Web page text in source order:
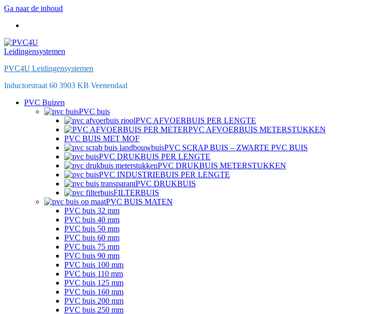
Ga naar de inhoud
PVC4U Leidingensystemen
Inductorstraat 60 3903 KB Veenendaal
PVC Buizen
PVC buis
PVC AFVOERBUIS PER LENGTE
PVC AFVOERBUIS METERSTUKKEN
PVC BUIS MET MOF
PVC SCRAP BUIS – ZWARTE PVC BUIS
PVC DRUKBUIS PER LENGTE
PVC DRUKBUIS METERSTUKKEN
PVC INDUSTRIEBUIS PER LENGTE
PVC DRUKBUIS
FILTERBUIS
PVC BUIS MATEN
PVC buis 32 mm
PVC buis 40 mm
PVC buis 50 mm
PVC buis 60 mm
PVC buis 75 mm
PVC buis 90 mm
PVC buis 100 mm
PVC buis 110 mm
PVC buis 125 mm
PVC buis 160 mm
PVC buis 200 mm
PVC buis 250 mm